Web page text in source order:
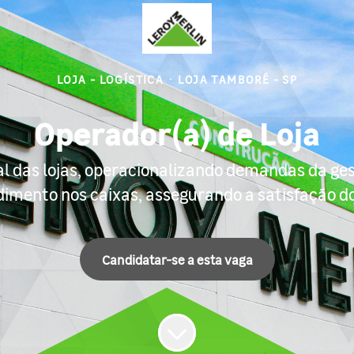
LOJA - LOGÍSTICA · LOJA TAMBORÉ - SP
Operador(a) de Loja
lojas, operacionalizando demandas da
nos caixas, assegurando a satisfação
Candidatar-se a esta vaga